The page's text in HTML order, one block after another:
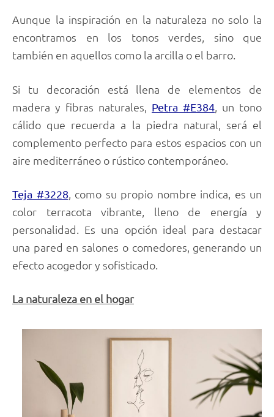
Aunque la inspiración en la naturaleza no solo la
encontramos en los tonos verdes, sino que
también en aquellos como la arcilla o el barro.
Si tu decoración está llena de elementos de
madera y fibras naturales, Petra #E384 , un tono
cálido que recuerda a la piedra natural, será el
complemento perfecto para estos espacios con un
aire mediterráneo o rústico contemporáneo.
Teja #3228, como su propio nombre indica, es un
color terracota vibrante, lleno de energía y
personalidad. Es una opción ideal para destacar
una pared en salones o comedores, generando un
efecto acogedor y sofisticado.
La naturaleza en el hogar